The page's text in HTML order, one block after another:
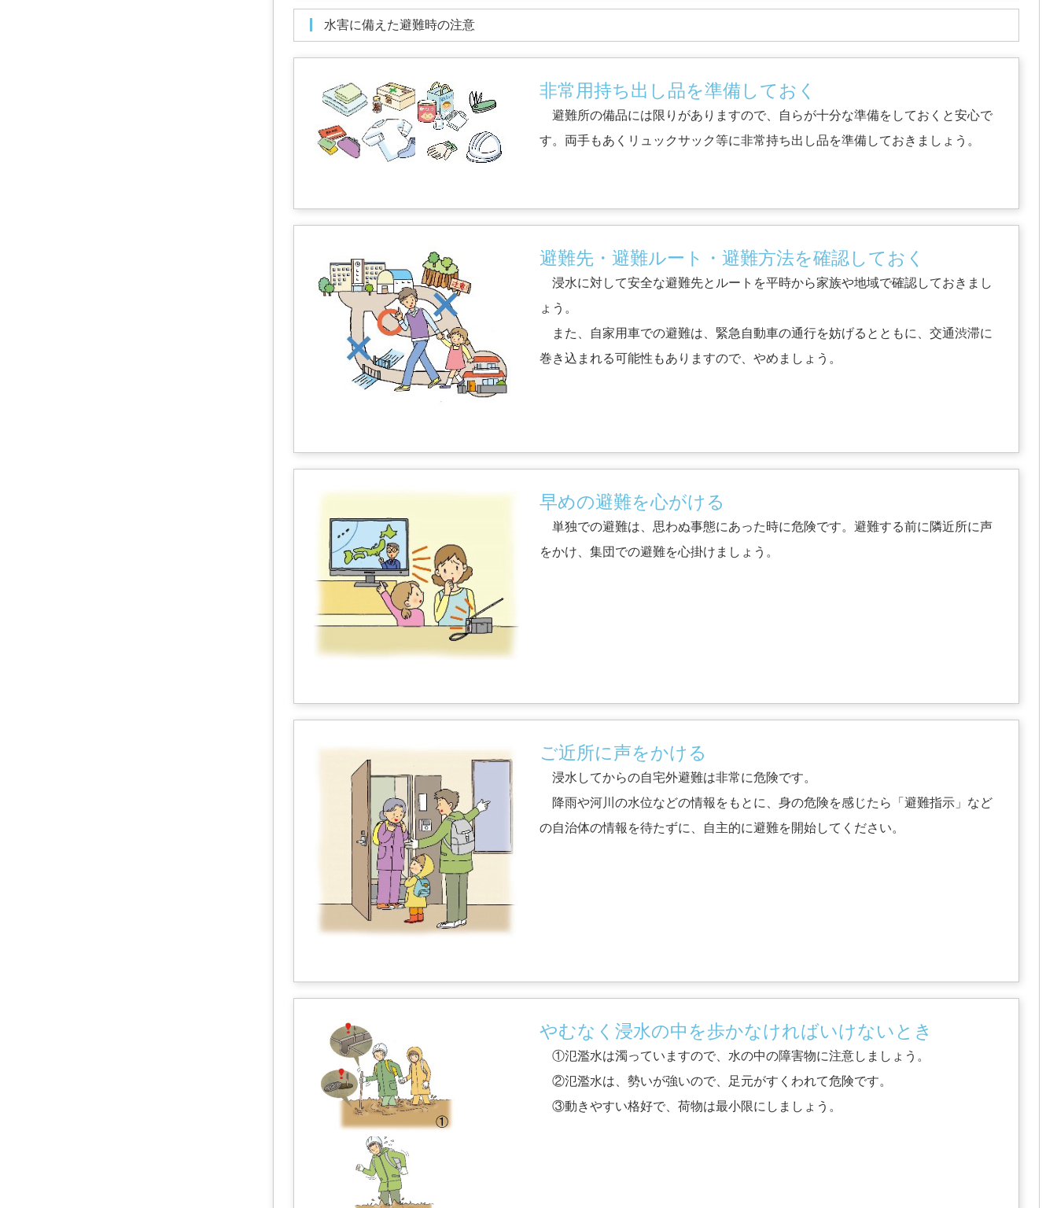
水害に備えた避難時の注意
非常用持ち出し品を準備しておく
避難所の備品には限りがありますので、自らが十分な準備をしておくと安心で
す。両手もあくリュックサック等に非常持ち出し品を準備しておきましょう。
避難先・避難ルート・避難方法を確認しておく
浸水に対して安全な避難先とルートを平時から家族や地域で確認しておきまし
ょう。
また、自家用車での避難は、緊急自動車の通行を妨げるとともに、交通渋滞に
巻き込まれる可能性もありますので、やめましょう。
早めの避難を心がける
単独での避難は、思わぬ事態にあった時に危険です。避難する前に隣近所に声
をかけ、集団での避難を心掛けましょう。
ご近所に声をかける
浸水してからの自宅外避難は非常に危険です。
降雨や河川の水位などの情報をもとに、身の危険を感じたら「避難指示」など
の自治体の情報を待たずに、自主的に避難を開始してください。
やむなく浸水の中を歩かなければいけないとき
①氾濫水は濁っていますので、水の中の障害物に注意しましょう。
②氾濫水は、勢いが強いので、足元がすくわれて危険です。
③動きやすい格好で、荷物は最小限にしましょう。